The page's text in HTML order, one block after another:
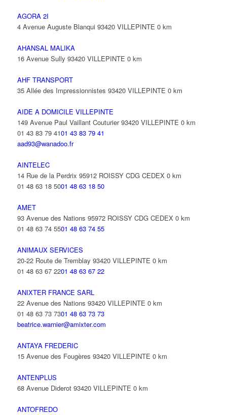
AGORA 2I
4 Avenue Auguste Blanqui 93420 VILLEPINTE 0 km
AHANSAL MALIKA
16 Avenue Sully 93420 VILLEPINTE 0 km
AHF TRANSPORT
35 Allée des Impressionnistes 93420 VILLEPINTE 0 km
AIDE A DOMICILE VILLEPINTE
149 Avenue Paul Vaillant Couturier 93420 VILLEPINTE 0 km
01 43 83 79 4101 43 83 79 41
aad93@wanadoo.fr
AINTELEC
14 Rue de la Perdrix 95912 ROISSY CDG CEDEX 0 km
01 48 63 18 5001 48 63 18 50
AMET
93 Avenue des Nations 95972 ROISSY CDG CEDEX 0 km
01 48 63 74 5501 48 63 74 55
ANIMAUX SERVICES
20-22 Route de Tremblay 93420 VILLEPINTE 0 km
01 48 63 67 2201 48 63 67 22
ANIXTER FRANCE SARL
22 Avenue des Nations 93420 VILLEPINTE 0 km
01 48 63 73 7301 48 63 73 73
beatrice.warnier@amixter.com
ANTAYA FREDERIC
15 Avenue des Fougères 93420 VILLEPINTE 0 km
ANTENPLUS
68 Avenue Diderot 93420 VILLEPINTE 0 km
ANTOFREDO